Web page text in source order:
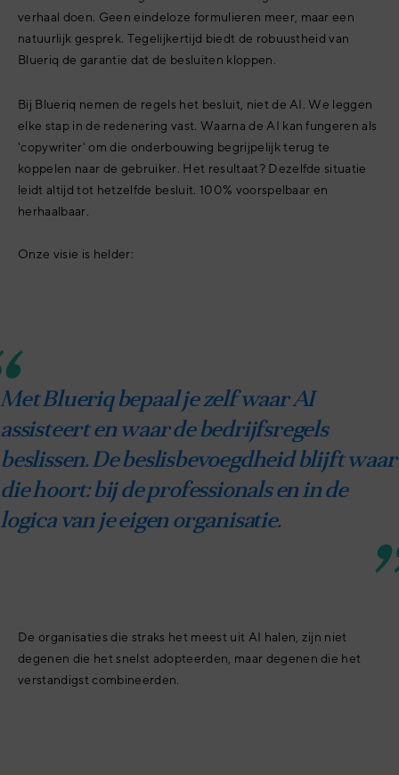
verhaal doen. Geen eindeloze formulieren meer, maar een
natuurlijk gesprek. Tegelijkertijd biedt de robuustheid van
Blueriq de garantie dat de besluiten kloppen.
Bij Blueriq nemen de regels het besluit, niet de AI. We leggen
elke stap in de redenering vast. Waarna de AI kan fungeren als
'copywriter' om die onderbouwing begrijpelijk terug te
koppelen naar de gebruiker. Het resultaat? Dezelfde situatie
leidt altijd tot hetzelfde besluit. 100% voorspelbaar en
herhaalbaar.
Onze visie is helder:
Met Blueriq bepaal je zelf waar AI
assisteert en waar de bedrijfsregels
beslissen. De beslisbevoegdheid blijft waar
die hoort: bij de professionals en in de
logica van je eigen organisatie.
De organisaties die straks het meest uit AI halen, zijn niet
degenen die het snelst adopteerden, maar degenen die het
verstandigst combineerden.